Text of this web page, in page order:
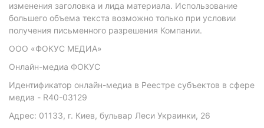
изменения заголовка и лида материала. Использование
большего объема текста возможно только при условии
получения письменного разрешения Компании.
ООО «ФОКУС МЕДИА»
Онлайн-медиа ФОКУС
Идентификатор онлайн-медиа в Реестре субъектов в сфере
медиа - R40-03129
Адрес: 01133, г. Киев, бульвар Леси Украинки, 26